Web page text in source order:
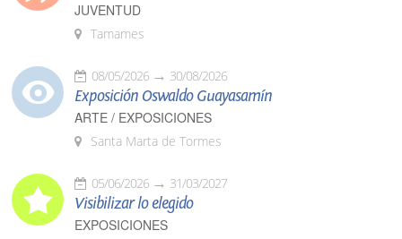
JUVENTUD
Tamames
08/05/2026 30/08/2026
Exposición Oswaldo Guayasamín
ARTE / EXPOSICIONES
Santa Marta de Tormes
05/06/2026 31/03/2027
Visibilizar lo elegido
EXPOSICIONES